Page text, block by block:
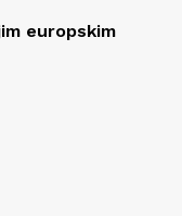
europskim